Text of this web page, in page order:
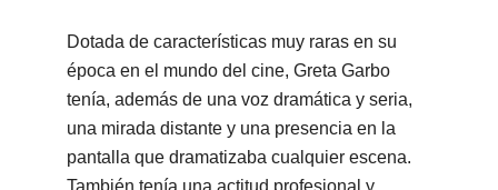
Dotada de características muy raras en su
época en el mundo del cine, Greta Garbo
tenía, además de una voz dramática y seria,
una mirada distante y una presencia en la
pantalla que dramatizaba cualquier escena.